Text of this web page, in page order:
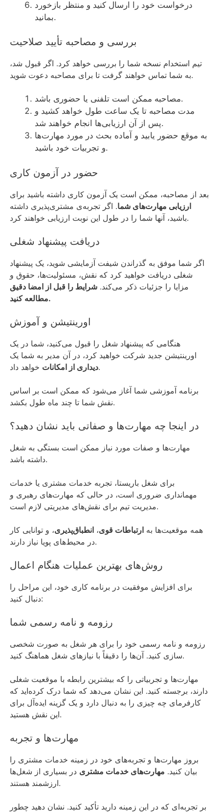
درخواست خود را ارسال کنید و منتظر بازخورد
بمانید.
بررسی و مصاحبه تأیید صلاحیت
تیم استخدام نسخه شما را بررسی خواهد کرد. اگر قبول شد،
به شما تماس خواهند گرفت تا برای مصاحبه دعوت شوید.
مصاحبه ممکن است تلفنی یا حضوری باشد.
مدت مصاحبه تا یک ساعت طول خواهد کشید و
پس از آن ارزیابی‌ها انجام خواهند شد.
به موقع حضور یابید و آماده بحث در مورد مهارت‌ها
و تجربیات خود باشید.
حضور در آزمون کاری
بعد از مصاحبه، ممکن است یک آزمون کاری داشته باشید برای
ارزیابی مهارت‌های شما. اگر تجربه‌ی مشتری‌پذیری داشته
باشید، آنها شما را در طول این نوبت ارزیابی خواهند کرد.
دریافت پیشنهاد شغلی
اگر شما موفق به گذراندن شیفت آزمایشی شوید، یک پیشنهاد
شغلی دریافت خواهید کرد که نقش، مسئولیت‌ها، حقوق و
مزایا را جزئیات ذکر می‌کند. شرایط را قبل از امضا دقیق
مطالعه کنید.
اورینتیشن و آموزش
هنگامی که پیشنهاد شغل را قبول می‌کنید، شما در یک
اورینتیشن جدید شرکت خواهید کرد، در آن مدیر به شما یک
دیداری از امکاناتخواهد داد.
برنامه آموزشی شما آغاز می‌شود که ممکن است بر اساس
نقش شما تا چند ماه طول بکشد.
در اینجا چه مهارت‌ها و صفاتی باید نشان دهید؟
مهارت‌ها و صفات مورد نیاز ممکن است بستگی به شغل
داشته باشد.
برای شغل باریستا، تجربه خدمات مشتری یا خدمات
مهمانداری ضروری است، در حالی که مهارت‌های رهبری و
مدیریت تیم برای نقش‌های مدیریتی لازم است.
همه موقعیت‌ها به ارتباطات قوی، انطباق‌پذیری، و توانایی کار
در محیط‌های پویا نیاز دارند.
روش‌های بهترین‌ عملیات هنگام اعمال
برای افزایش موفقیت در برنامه کاری خود، این مراحل را
دنبال کنید:
رزومه و نامه رسمی شما
رزومه و نامه رسمی خود را برای هر شغل به صورت شخصی
سازی کنید. آن‌ها را دقیقاً با نیازهای شغل هماهنگ کنید.
مهارت‌ها و تجربیاتی را که بیشترین رابطه با موقعیت شغلی
دارند، برجسته کنید. این نشان می‌دهد که شما درک کرده‌اید که
کارفرمای چه چیزی را به دنبال دارد و یک گزینه ایده‌آل برای
این نقش هستید.
مهارت‌ها و تجربه
بروز مهارت‌ها و تجربه‌های خود در زمینه خدمات مشتری را
بیان کنید. مهارت‌های خدمات مشتری در بسیاری از شغل‌ها
ارزشمند هستند.
بر تجربه‌ای که در این زمینه دارید تأکید کنید. نشان دهید چطور